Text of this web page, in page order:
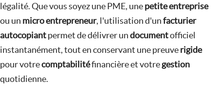
légalité. Que vous soyez une PME, unepetite entreprise
ou un micro entrepreneur, l'utilisation d'unfacturier
autocopiantpermet de délivrer undocumentofficiel
instantanément, tout en conservant une preuverigide
pour votrecomptabilitéfinancière et votregestion
quotidienne.